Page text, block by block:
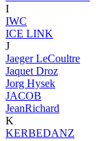
I
IWC
ICE LINK
J
Jaeger LeCoultre
Jaquet Droz
Jorg Hysek
JACOB
JeanRichard
K
KERBEDANZ